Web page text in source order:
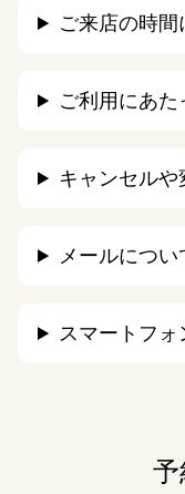
ご来店の時間
ご利用にあた
キャンセルや
メールについ
スマートフォ